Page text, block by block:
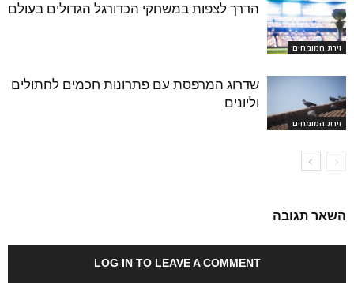
זירת המומחים
הדרך לצפות במשחקי הכדורגל הגדולים בעולם
זירת המומחים
שדרוג המרפסת עם פתרונות חכמים לחתולים
וליונים
השאר תגובה
LOG IN TO LEAVE A COMMENT